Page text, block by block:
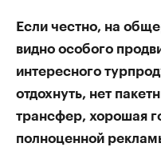
Если честно, на
видно особого
интересного
отдохнуть, нет
трансфер, хорошая
полноценной